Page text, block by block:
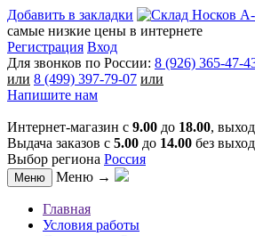
Добавить в закладки
самые низкие цены в интернете
Регистрация Вход
Для звонков по России: 8 (926) 365-47-
или 8 (499) 397-79-07 или
Напишите нам
Интернет-магазин с 9.00 до 18.00,
Выдача заказов с 5.00 до 14.00 без
Выбор региона Россия
Меню Меню →
Главная
Условия работы